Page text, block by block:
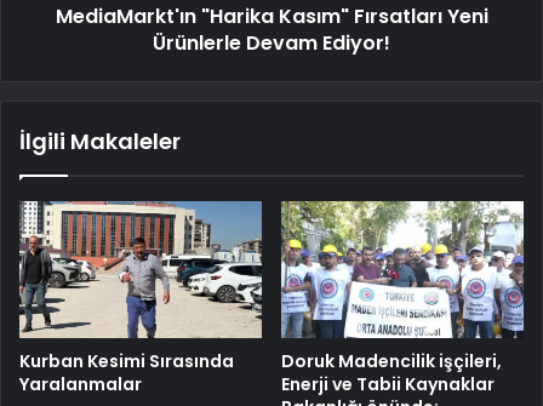
MediaMarkt'ın "Harika Kasım" Fırsatları Yeni
Ürünlerle Devam Ediyor!
İlgili Makaleler
Kurban Kesimi Sırasında
Yaralanmalar
Doruk Madencilik işçileri,
Enerji ve Tabii Kaynaklar